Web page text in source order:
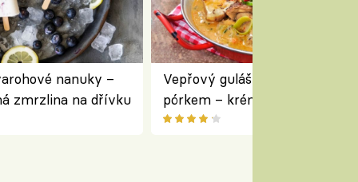
nanuky –
zmrzlina na dřívku
Vepřový guláš s houbami a
pórkem – krémový a voňavý
pokrm z jednoho hrnce